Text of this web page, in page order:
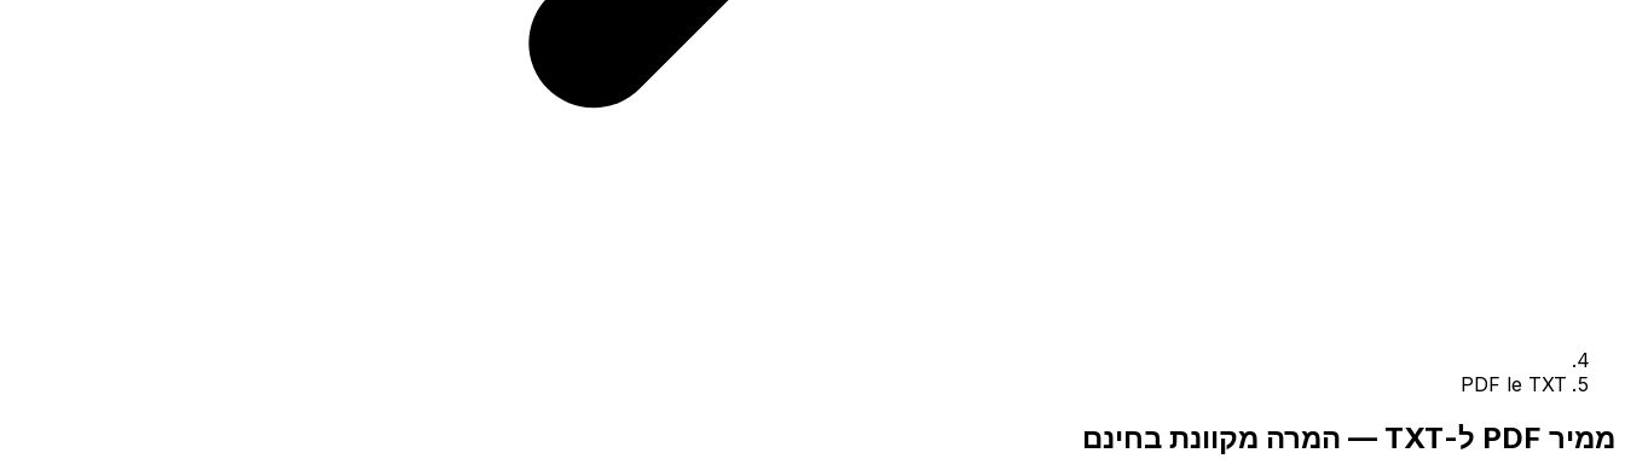
PDF le TXT
ממיר PDF ל-TXT — המרה מקוונת בחינם